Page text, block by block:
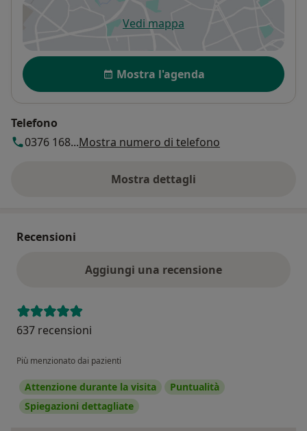
Vedi mappasi apre in una nuova scheda
Disponibilità
Mostra l'agenda
Telefono
0376 168...Mostra numero di telefono
Mostra dettagli
sull'indirizzo
Recensioni
Aggiungi una recensione
637 recensioni
Più menzionato dai pazienti
Attenzione durante la visita
Puntualità
Spiegazioni dettagliate